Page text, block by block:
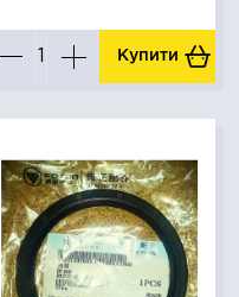
Купити